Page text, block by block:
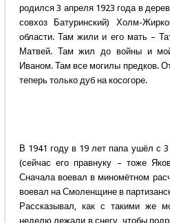
родился 3 апреля 1923 года в
совхоз Батуринский) Холм-
области. Там жили и его мать –
Матвей. Там жил до войны и
Иваном. Там все могилы предков.
теперь только дуб на косогоре.
В 1941 году в 19 лет папа ушёл с
(сейчас его правнуку – тоже
Сначала воевал в миномётном
воевал на Смоленщине в
Рассказывал, как с такими же
неделю лежали в снегу, чтобы